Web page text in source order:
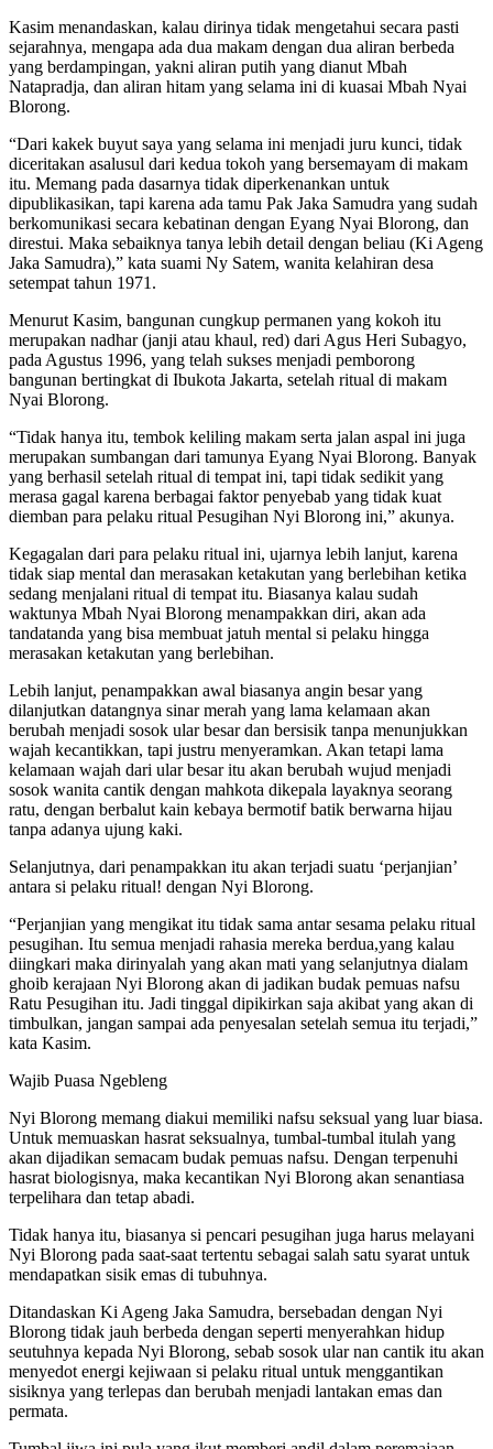
Kasim menandaskan, kalau dirinya tidak mengetahui secara pasti
sejarahnya, mengapa ada dua makam dengan dua aliran berbeda
yang berdampingan, yakni aliran putih yang dianut Mbah
Natapradja, dan aliran hitam yang selama ini di kuasai Mbah Nyai
Blorong.
“Dari kakek buyut saya yang selama ini menjadi juru kunci, tidak
diceritakan asalusul dari kedua tokoh yang bersemayam di makam
itu. Memang pada dasarnya tidak diperkenankan untuk
dipublikasikan, tapi karena ada tamu Pak Jaka Samudra yang sudah
berkomunikasi secara kebatinan dengan Eyang Nyai Blorong, dan
direstui. Maka sebaiknya tanya lebih detail dengan beliau (Ki Ageng
Jaka Samudra),” kata suami Ny Satem, wanita kelahiran desa
setempat tahun 1971.
Menurut Kasim, bangunan cungkup permanen yang kokoh itu
merupakan nadhar (janji atau khaul, red) dari Agus Heri Subagyo,
pada Agustus 1996, yang telah sukses menjadi pemborong
bangunan bertingkat di Ibukota Jakarta, setelah ritual di makam
Nyai Blorong.
“Tidak hanya itu, tembok keliling makam serta jalan aspal ini juga
merupakan sumbangan dari tamunya Eyang Nyai Blorong. Banyak
yang berhasil setelah ritual di tempat ini, tapi tidak sedikit yang
merasa gagal karena berbagai faktor penyebab yang tidak kuat
diemban para pelaku ritual Pesugihan Nyi Blorong ini,” akunya.
Kegagalan dari para pelaku ritual ini, ujarnya lebih lanjut, karena
tidak siap mental dan merasakan ketakutan yang berlebihan ketika
sedang menjalani ritual di tempat itu. Biasanya kalau sudah
waktunya Mbah Nyai Blorong menampakkan diri, akan ada
tandatanda yang bisa membuat jatuh mental si pelaku hingga
merasakan ketakutan yang berlebihan.
Lebih lanjut, penampakkan awal biasanya angin besar yang
dilanjutkan datangnya sinar merah yang lama kelamaan akan
berubah menjadi sosok ular besar dan bersisik tanpa menunjukkan
wajah kecantikkan, tapi justru menyeramkan. Akan tetapi lama
kelamaan wajah dari ular besar itu akan berubah wujud menjadi
sosok wanita cantik dengan mahkota dikepala layaknya seorang
ratu, dengan berbalut kain kebaya bermotif batik berwarna hijau
tanpa adanya ujung kaki.
Selanjutnya, dari penampakkan itu akan terjadi suatu ‘perjanjian’
antara si pelaku ritual! dengan Nyi Blorong.
“Perjanjian yang mengikat itu tidak sama antar sesama pelaku ritual
pesugihan. Itu semua menjadi rahasia mereka berdua,yang kalau
diingkari maka dirinyalah yang akan mati yang selanjutnya dialam
ghoib kerajaan Nyi Blorong akan di jadikan budak pemuas nafsu
Ratu Pesugihan itu. Jadi tinggal dipikirkan saja akibat yang akan di
timbulkan, jangan sampai ada penyesalan setelah semua itu terjadi,”
kata Kasim.
Wajib Puasa Ngebleng
Nyi Blorong memang diakui memiliki nafsu seksual yang luar biasa.
Untuk memuaskan hasrat seksualnya, tumbal-tumbal itulah yang
akan dijadikan semacam budak pemuas nafsu. Dengan terpenuhi
hasrat biologisnya, maka kecantikan Nyi Blorong akan senantiasa
terpelihara dan tetap abadi.
Tidak hanya itu, biasanya si pencari pesugihan juga harus melayani
Nyi Blorong pada saat-saat tertentu sebagai salah satu syarat untuk
mendapatkan sisik emas di tubuhnya.
Ditandaskan Ki Ageng Jaka Samudra, bersebadan dengan Nyi
Blorong tidak jauh berbeda dengan seperti menyerahkan hidup
seutuhnya kepada Nyi Blorong, sebab sosok ular nan cantik itu akan
menyedot energi kejiwaan si pelaku ritual untuk menggantikan
sisiknya yang terlepas dan berubah menjadi lantakan emas dan
permata.